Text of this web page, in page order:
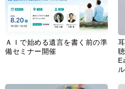
ＡＩで始める遺言を書く前の準
備セミナー開催